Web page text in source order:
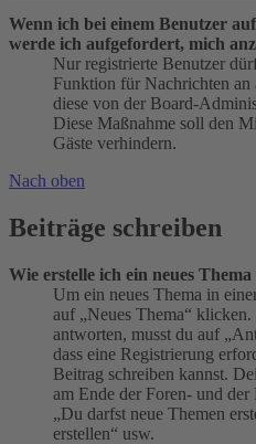
Wenn ich bei einem Benutzer
werde ich aufgefordert, mich
Nur registrierte Benutzer
Funktion für Nachrichten an
diese von der Board-
Diese Maßnahme soll den
Gäste verhindern.
Nach oben
Beiträge schreiben
Wie erstelle ich ein neues
Um ein neues Thema in
auf „Neues Thema“
antworten, musst du auf
dass eine Registrierung
Beitrag schreiben kannst.
am Ende der Foren- und
„Du darfst neue Themen
erstellen“ usw.